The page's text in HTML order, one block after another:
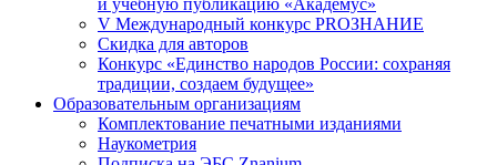
и учебную публикацию «Академус»
V Международный конкурс PROЗНАНИЕ
Скидка для авторов
Конкурс «Единство народов России: сохраняя
традиции, создаем будущее»
Образовательным организациям
Комплектование печатными изданиями
Наукометрия